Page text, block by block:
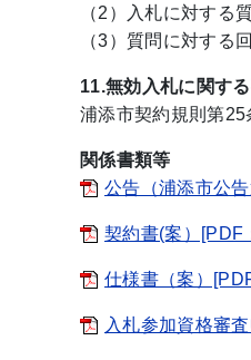
（2）入札に対する
（3）質問に対する
11.無効入札に関す
浦添市契約規則第25
関係書類等
公告（浦添市公
契約書(案）[PDF
仕様書（案）
入札参加資格審